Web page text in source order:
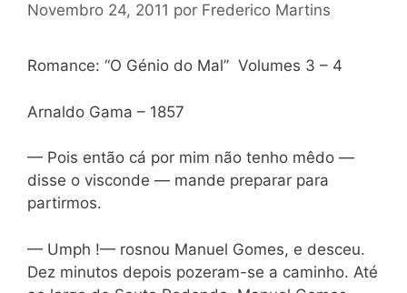
Novembro 24, 2011 por Frederico Martins
Romance: “O Génio do Mal” Volumes 3 – 4
Arnaldo Gama – 1857
— Pois então cá por mim não tenho mêdo —
disse o visconde — mande preparar para
partirmos.
— Umph !— rosnou Manuel Gomes, e desceu.
Dez minutos depois pozeram-se a caminho. Até